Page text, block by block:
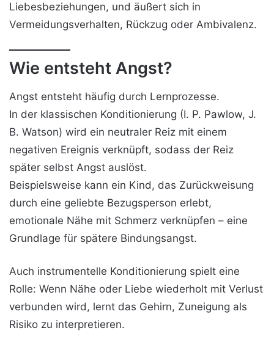
Liebesbeziehungen, und äußert sich in
Vermeidungsverhalten, Rückzug oder Ambivalenz.
Wie entsteht Angst?
Angst entsteht häufig durch Lernprozesse.
In der klassischen Konditionierung (I. P. Pawlow, J.
B. Watson) wird ein neutraler Reiz mit einem
negativen Ereignis verknüpft, sodass der Reiz
später selbst Angst auslöst.
Beispielsweise kann ein Kind, das Zurückweisung
durch eine geliebte Bezugsperson erlebt,
emotionale Nähe mit Schmerz verknüpfen – eine
Grundlage für spätere Bindungsangst.
Auch instrumentelle Konditionierung spielt eine
Rolle: Wenn Nähe oder Liebe wiederholt mit Verlust
verbunden wird, lernt das Gehirn, Zuneigung als
Risiko zu interpretieren.